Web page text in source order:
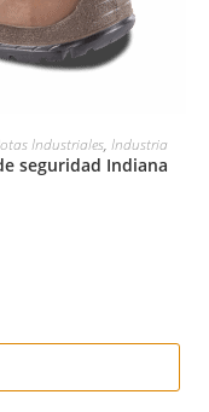
Industriales,Industria
seguridad Indiana